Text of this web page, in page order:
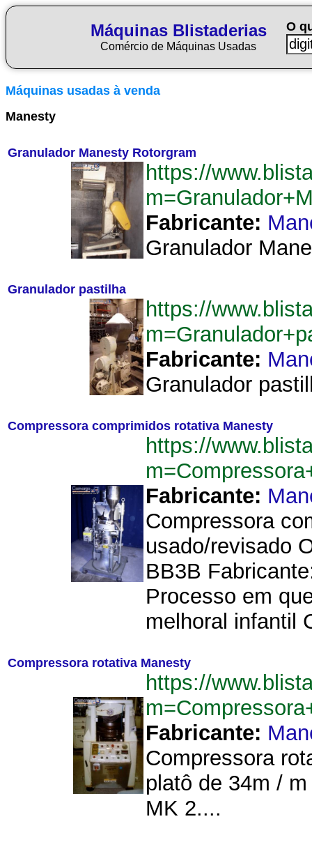
Máquinas Blistaderias
Comércio de Máquinas Usadas
O
Máquinas usadas à venda
Manesty
Granulador Manesty Rotorgram
https://
Fabricante:
Granulador
Granulador pastilha
https://
Fabricante:
Granulador
Compressora comprimidos rotativa Manesty
https://
Fabricante:
Compressora
usado/revisado
BB3B
Processo em
melhoral infantil
Compressora rotativa Manesty
https://
Fabricante:
Compressora
platô de 34m /
MK 2....